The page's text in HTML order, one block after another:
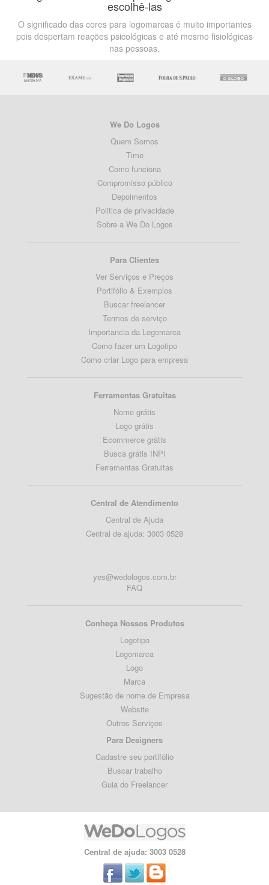
escolhê-las
O significado das cores para logomarcas é muito importantes
pois despertam reações psicológicas e até mesmo fisiológicas
nas pessoas.
We Do Logos
Quem Somos
Time
Como funciona
Compromisso público
Depoimentos
Politica de privacidade
Sobre a We Do Logos
Para Clientes
Ver Serviços e Preços
Portifólio & Exemplos
Buscar freelancer
Termos de serviço
Importancia da Logomarca
Como fazer um Logotipo
Como criar Logo para empresa
Ferramentas Gratuitas
Nome grátis
Logo grátis
Ecommerce grátis
Busca grátis INPI
Ferramentas Gratuitas
Central de Atendimento
Central de Ajuda
Central de ajuda: 3003 0528
yes@wedologos.com.br
FAQ
Conheça Nossos Produtos
Logotipo
Logomarca
Logo
Marca
Sugestão de nome de Empresa
Website
Outros Serviços
Para Designers
Cadastre seu portifólio
Buscar trabalho
Guia do Freelancer
Central de ajuda: 3003 0528